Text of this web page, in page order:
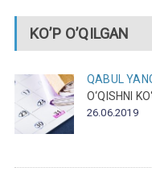
KO’P O’QILGAN
QABUL
O‘QISHNI
26.06.2019